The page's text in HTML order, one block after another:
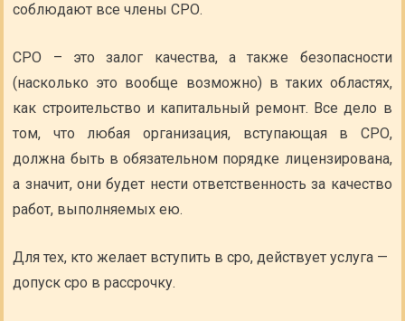
соблюдают все члены СРО.
СРО – это залог качества, а также безопасности
(насколько это вообще возможно) в таких областях,
как строительство и капитальный ремонт. Все дело в
том, что любая организация, вступающая в СРО,
должна быть в обязательном порядке лицензирована,
а значит, они будет нести ответственность за качество
работ, выполняемых ею.
Для тех, кто желает вступить в сро, действует услуга —
допуск сро в рассрочку.